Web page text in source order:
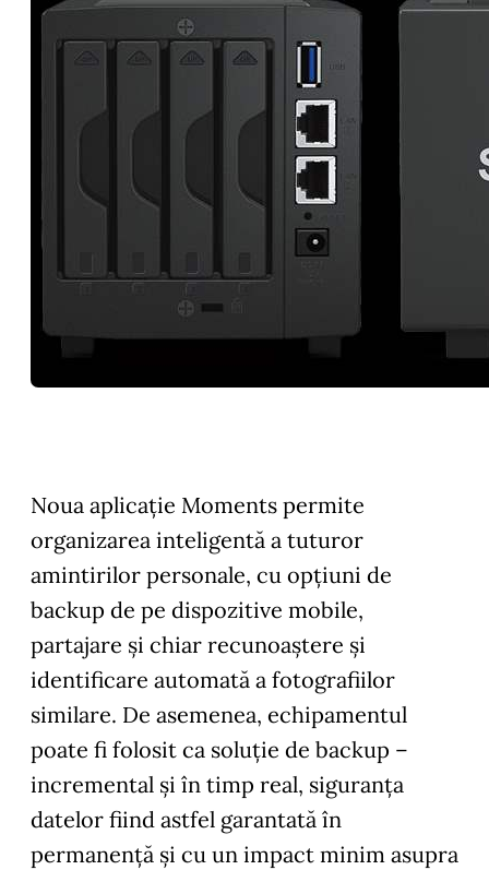
Noua aplicație Moments permite
organizarea inteligentă a tuturor
amintirilor personale, cu opțiuni de
backup de pe dispozitive mobile,
partajare și chiar recunoaștere și
identificare automată a fotografiilor
similare. De asemenea, echipamentul
poate fi folosit ca soluție de backup –
incremental și în timp real, siguranța
datelor fiind astfel garantată în
permanență și cu un impact minim asupra